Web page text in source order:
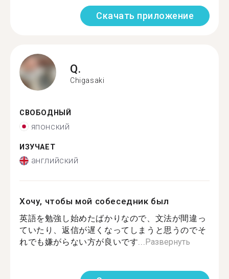
Скачать приложение
Q.
Chigasaki
СВОБОДНЫЙ
японский
ИЗУЧАЕТ
английский
Хочу, чтобы мой собеседник был
英語を勉強し始めたばかりなので、文法が間違っ
ていたり、返信が遅くなってしまうと思うのでそ
れでも嫌がらない方が良いです...Развернуть